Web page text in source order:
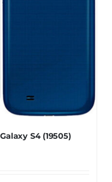
S4 (19505)